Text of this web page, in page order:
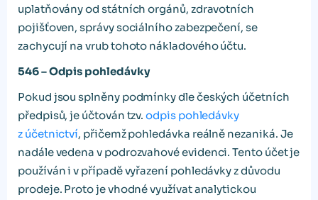
uplatňovány od státních orgánů, zdravotních
pojišťoven, správy sociálního zabezpečení, se
zachycují na vrub tohoto nákladového účtu.
546 – Odpis pohledávky
Pokud jsou splněny podmínky dle českých účetních
předpisů, je účtován tzv.odpis pohledávky
z účetnictví, přičemž pohledávka reálně nezaniká. Je
nadále vedena v podrozvahové evidenci. Tento účet je
používán i v případě vyřazení pohledávky z důvodu
prodeje. Proto je vhodné využívat analytickou